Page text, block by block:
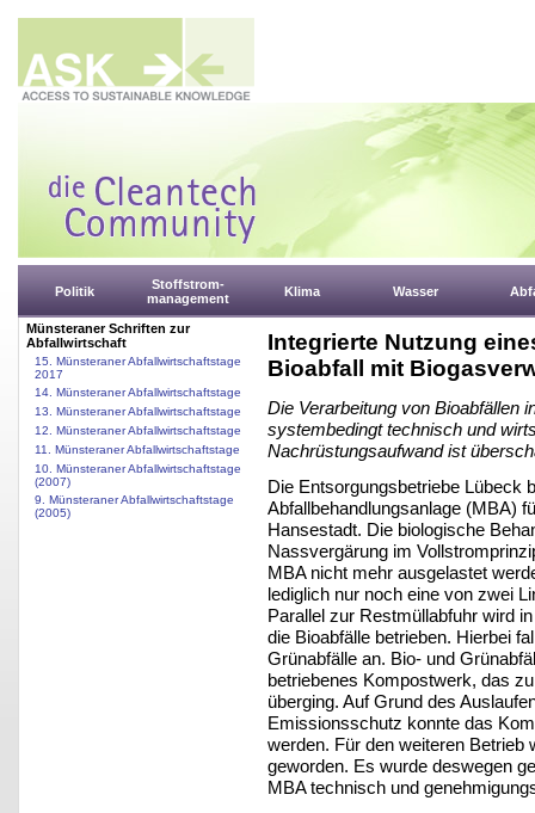
Politik
Stoffstrom-
management
Klima Wasser
Münsteraner Schriften zur
Abfallwirtschaft
15. Münsteraner Abfallwirtschaftstage
2017
14. Münsteraner Abfallwirtschaftstage
13. Münsteraner Abfallwirtschaftstage
12. Münsteraner Abfallwirtschaftstage
11. Münsteraner Abfallwirtschaftstage
10. Münsteraner Abfallwirtschaftstage
(2007)
9. Münsteraner Abfallwirtschaftstage
(2005)
Integrierte Nutzung
Bioabfall mit
Die Verarbeitung von Bioabfällen
systembedingt technisch und
Nachrüstungsaufwand ist
Die Entsorgungsbetriebe Lübeck
Abfallbehandlungsanlage (MBA)
Hansestadt. Die biologische
Nassvergärung im
MBA nicht mehr ausgelastet
lediglich nur noch eine von zwei
Parallel zur Restmüllabfuhr wird
die Bioabfälle betrieben. Hierbei
Grünabfälle an. Bio- und
betriebenes Kompostwerk, das
überging. Auf Grund des
Emissionsschutz konnte das
werden. Für den weiteren Betrieb
geworden. Es wurde deswegen
MBA technisch und